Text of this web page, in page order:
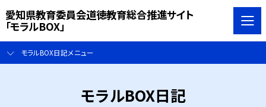
愛知県教育委員会道徳教育総合推進サイト
「モラルBOX」
モラルBOX日記メニュー
モラルBOX日記